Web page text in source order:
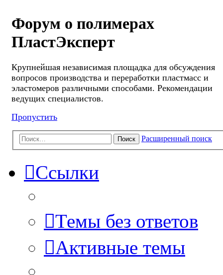
Форум о полимерах
ПластЭксперт
Крупнейшая независимая площадка для обсуждения
вопросов производства и переработки пластмасс и
эластомеров различными способами. Рекомендации
ведущих специалистов.
Пропустить
Поиск Расширенный поиск
Ссылки
Темы без ответов
Активные темы